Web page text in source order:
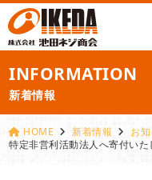
INFORMATION
新着情報
HOME 新着情報 お
特定非営利活動法人へ寄付いた